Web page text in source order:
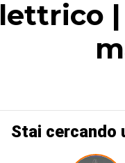
Stai cercando